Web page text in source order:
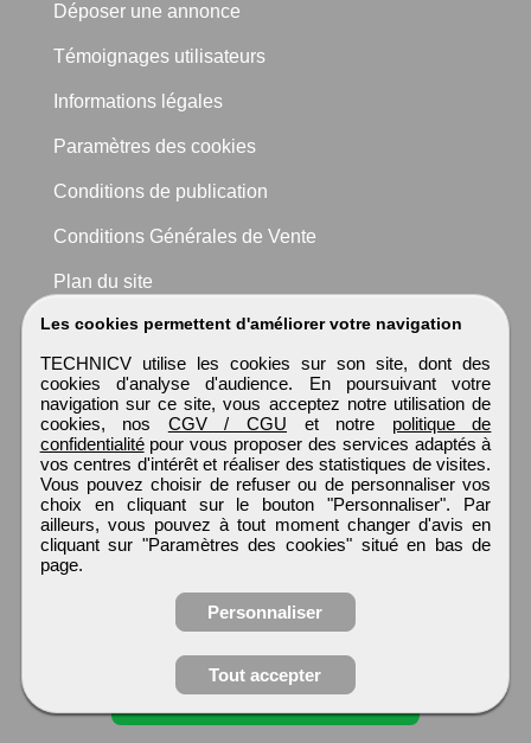
Candidature spontanée
Les cookies permettent d'améliorer votre navigation
TECHNICV utilise les cookies sur son site, dont des
cookies d'analyse d'audience. En poursuivant votre
navigation sur ce site, vous acceptez notre utilisation de
cookies, nos CGV / CGU et notre politique de
confidentialitépour vous proposer des services adaptés à
vos centres d'intérêt et réaliser des statistiques de visites.
Vous pouvez choisir de refuser ou de personnaliser vos
choix en cliquant sur le bouton "Personnaliser". Par
ailleurs, vous pouvez à tout moment changer d'avis en
cliquant sur "Paramètres des cookies" situé en bas de
page.
Personnaliser
Tout accepter
Déposer une annonce
Témoignages utilisateurs
Informations légales
Paramètres des cookies
Conditions de publication
Conditions Générales de Vente
Plan du site
TECHNICV
Tous droits réservés © 1999 - 2026